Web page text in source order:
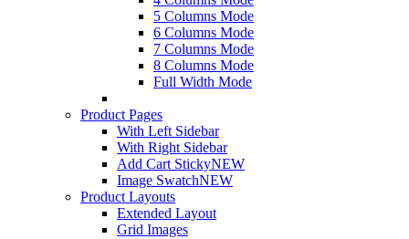
5 Columns Mode
6 Columns Mode
7 Columns Mode
8 Columns Mode
Full Width Mode
Product Pages
With Left Sidebar
With Right Sidebar
Add Cart StickyNEW
Image SwatchNEW
Product Layouts
Extended Layout
Grid Images